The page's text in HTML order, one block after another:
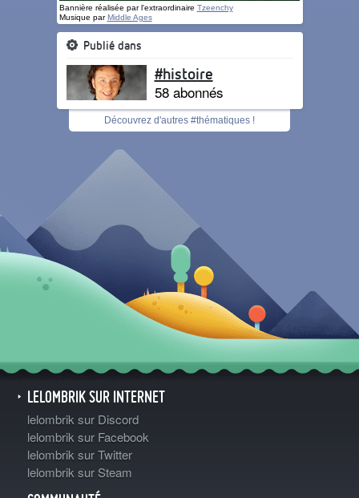
Bannière réalisée par l'extraordinaire Tzeenchy
Musique par Middle Ages
Publié dans
#histoire
58 abonnés
Découvrez d'autres #thématiques !
LELOMBRIK SUR INTERNET
lelombrik sur Discord
lelombrik sur Facebook
lelombrik sur Twitter
lelombrik sur Steam